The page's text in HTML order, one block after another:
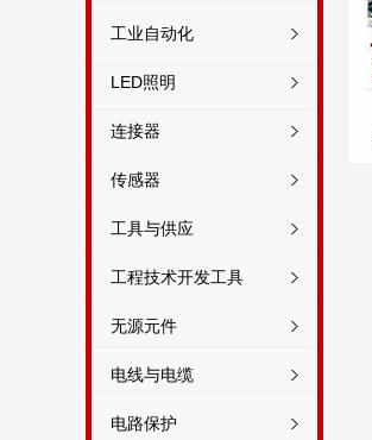
工业自动化
LED照明
连接器
传感器
工具与供应
工程技术开发工具
无源元件
电线与电缆
电路保护